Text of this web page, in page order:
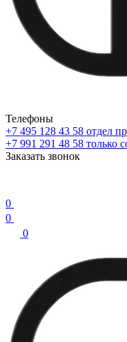
Телефоны
+7 495 128 43 58 отдел
+7 991 291 48 58 только
Заказать звонок
0
0
0